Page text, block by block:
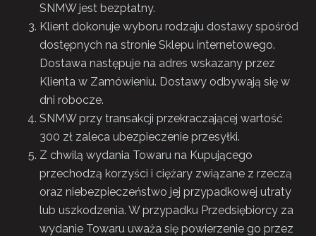
SNMW jest bezpłatny.
Klient dokonuje wyboru rodzaju dostawy spośród
dostępnych na stronie Sklepu internetowego.
Dostawa następuje na adres wskazany przez
Klienta w Zamówieniu. Dostawy odbywają się w
dni robocze.
SNMW przy transakcji przekraczającej wartość
300 zł zaleca ubezpieczenie przesyłki.
Z chwilą wydania Towaru na Kupującego
przechodzą korzyści i ciężary związane z rzeczą
oraz niebezpieczeństwo jej przypadkowej utraty
lub uszkodzenia. W przypadku Przedsiębiorcy za
wydanie Towaru uważa się powierzenie go przez